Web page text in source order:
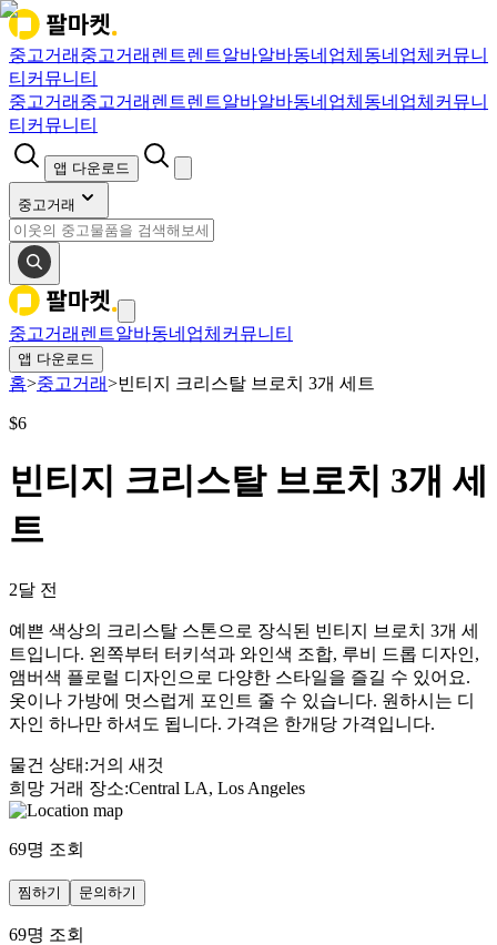
중고거래 중고거래 렌트렌트알바알바동네업체 동네업체 커뮤니
티 커뮤니티
중고거래 중고거래 렌트렌트알바알바동네업체 동네업체 커뮤니
티 커뮤니티
앱 다운로드
중고거래
중고거래 렌트알바동네업체 커뮤니티
앱 다운로드
홈>중고거래>빈티지 크리스탈 브로치 3개 세트
$6
빈티지 크리스탈 브로치 3개 세
트
2달 전
예쁜 색상의 크리스탈 스톤으로 장식된 빈티지 브로치 3개 세
트입니다. 왼쪽부터 터키석과 와인색 조합, 루비 드롭 디자인,
앰버색 플로럴 디자인으로 다양한 스타일을 즐길 수 있어요.
옷이나 가방에 멋스럽게 포인트 줄 수 있습니다. 원하시는 디
자인 하나만 하셔도 됩니다. 가격은 한개당 가격입니다.
물건 상태 :거의 새것
희망 거래 장소:Central LA, Los Angeles
69명 조회
찜하기 문의하기
69명 조회